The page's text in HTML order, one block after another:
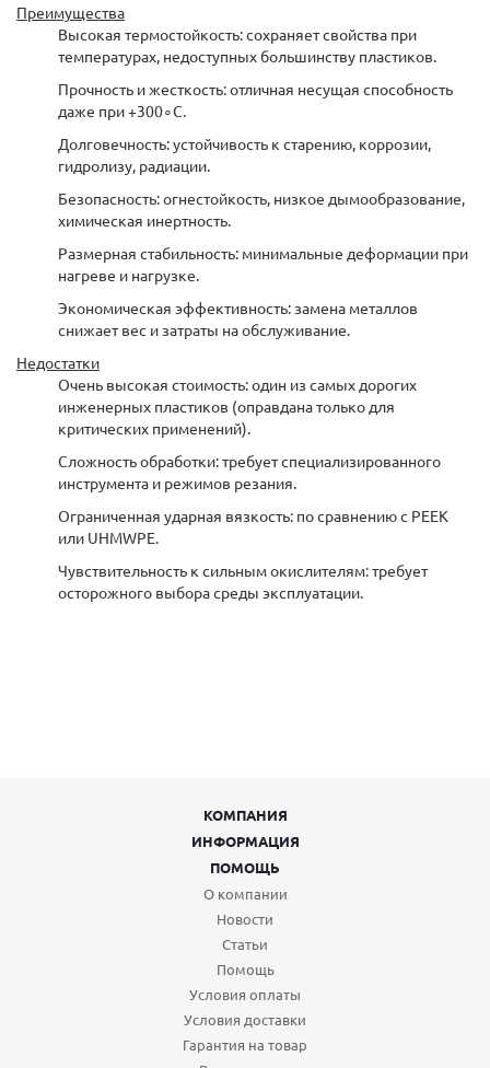
Преимущества
Высокая термостойкость: сохраняет свойства при
температурах, недоступных большинству пластиков.
Прочность и жесткость: отличная несущая способность
даже при +300∘C.
Долговечность: устойчивость к старению, коррозии,
гидролизу, радиации.
Безопасность: огнестойкость, низкое дымообразование,
химическая инертность.
Размерная стабильность: минимальные деформации при
нагреве и нагрузке.
Экономическая эффективность: замена металлов
снижает вес и затраты на обслуживание.
Недостатки
Очень высокая стоимость: один из самых дорогих
инженерных пластиков (оправдана только для
критических применений).
Сложность обработки: требует специализированного
инструмента и режимов резания.
Ограниченная ударная вязкость: по сравнению с PEEK
или UHMWPE.
Чувствительность к сильным окислителям: требует
осторожного выбора среды эксплуатации.
КОМПАНИЯ
ИНФОРМАЦИЯ
ПОМОЩЬ
О компании
Новости
Статьи
Помощь
Условия оплаты
Условия доставки
Гарантия на товар